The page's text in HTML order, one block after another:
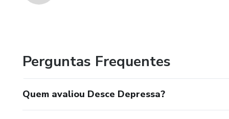
Perguntas Frequentes
Quem avaliou Desce Depressa?